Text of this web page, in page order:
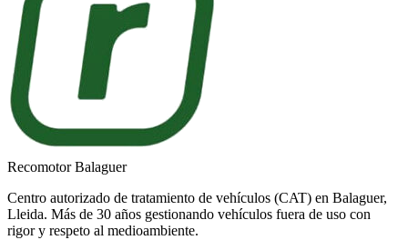
Recomotor Balaguer
Centro autorizado de tratamiento de vehículos (CAT) en Balaguer,
Lleida. Más de 30 años gestionando vehículos fuera de uso con
rigor y respeto al medioambiente.